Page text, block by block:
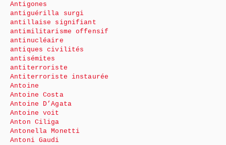
Antigones
antiguérilla surgi
antillaise signifiant
antimilitarisme offensif
antinucléaire
antiques civilités
antisémites
antiterroriste
Antiterroriste instaurée
Antoine
Antoine Costa
Antoine D’Agata
Antoine voit
Anton Ciliga
Antonella Monetti
Antoni Gaudi